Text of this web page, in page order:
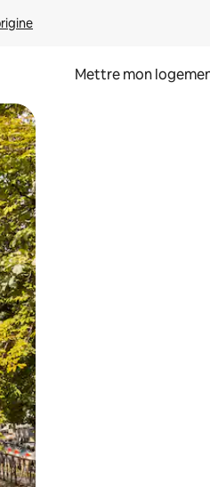
Mettre mon